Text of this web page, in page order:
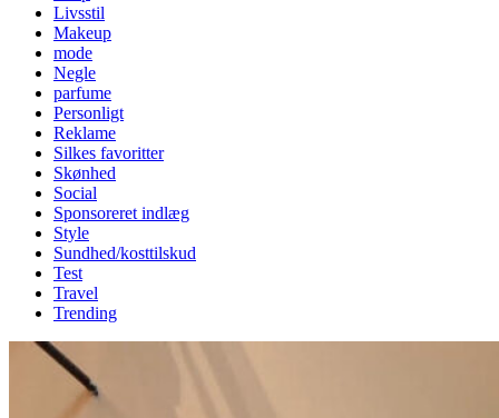
Livsstil
Makeup
mode
Negle
parfume
Personligt
Reklame
Silkes favoritter
Skønhed
Social
Sponsoreret indlæg
Style
Sundhed/kosttilskud
Test
Travel
Trending